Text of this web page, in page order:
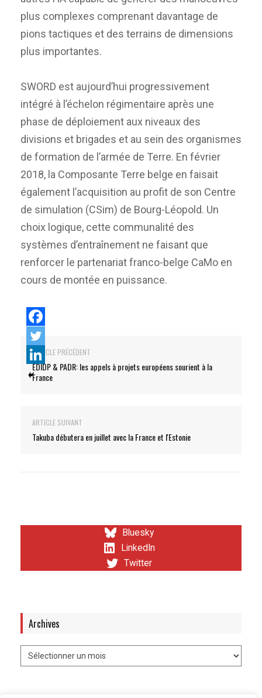
plus complexes comprenant davantage de
pions tactiques et des terrains de dimensions
plus importantes.
SWORD est aujourd’hui progressivement
intégré à l’échelon régimentaire après une
phase de déploiement aux niveaux des
divisions et brigades et au sein des organismes
de formation de l’armée de Terre. En février
2018, la Composante Terre belge en faisait
également l’acquisition au profit de son Centre
de simulation (CSim) de Bourg-Léopold. Un
choix logique, cette communalité des
systèmes d’entraînement ne faisant que
renforcer le partenariat franco-belge CaMo en
cours de montée en puissance.
ARTICLE PRÉCÉDENT
EDIDP & PADR: les appels à projets européens sourient à la
France
ARTICLE SUIVANT
Takuba débutera en juillet avec la France et l'Estonie
Bluesky
LinkedIn
Twitter
Archives